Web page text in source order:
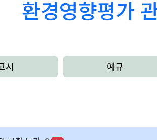
환경영향평가
시 예규